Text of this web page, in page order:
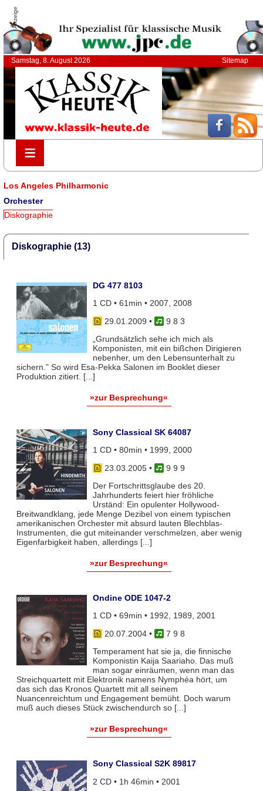
Anzeige
Samstag, 8. August 2026 Sitemap
≡
≡
Los Angeles Philharmonic
Orchester
Diskographie
Diskographie (13)
DG 477 8103
1 CD • 61min • 2007, 2008
29.01.2009 •
9 8 3
„Grundsätzlich sehe ich mich als
Komponisten, mit ein bißchen Dirigieren
nebenher, um den Lebensunterhalt zu
sichern.” So wird Esa-Pekka Salonen im Booklet dieser
Produktion zitiert. [...]
»zur Besprechung«
Sony Classical SK 64087
1 CD • 80min • 1999, 2000
23.03.2005•
9 9 9
Der Fortschrittsglaube des 20.
Jahrhunderts feiert hier fröhliche
Urständ: Ein opulenter Hollywood-
Breitwandklang, jede Menge Dezibel von einem typischen
amerikanischen Orchester mit absurd lauten Blechblas-
Instrumenten, die gut miteinander verschmelzen, aber wenig
Eigenfarbigkeit haben, allerdings [...]
»zur Besprechung«
Ondine ODE 1047-2
1 CD • 69min • 1992, 1989, 2001
20.07.2004•
7 9 8
Temperament hat sie ja, die finnische
Komponistin Kaija Saariaho. Das muß
man sogar einräumen, wenn man das
Streichquartett mit Elektronik namens Nymphéa hört, um
das sich das Kronos Quartett mit all seinem
Nuancenreichtum und Engagement bemüht. Doch warum
muß auch dieses Stück zwischendurch so [...]
»zur Besprechung«
Sony Classical S2K 89817
2 CD • 1h 46min • 2001